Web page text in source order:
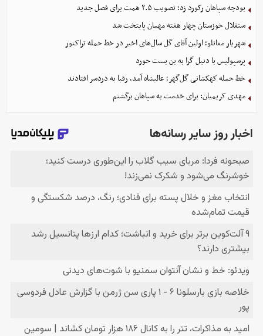
بودجه سپاهان رکورد زد؛ تصویب ۲.۵ همت برای فصل جدید
ستقلال خوزستان چهار هفته مهمان پایتخت شد
شهریار مغانلو؛ اولین آقای گل سال‌های اخیر در خط حمله تراکتور
پرسپولیس با دنیل گرا به بن بست خورد
خط حمله کهکشانی گل‌گهر؛ عالیشاه آمد، رقبا به دردسر افتادند
مهدی کریمیان: برای خدمت به سپاهان برگشتم